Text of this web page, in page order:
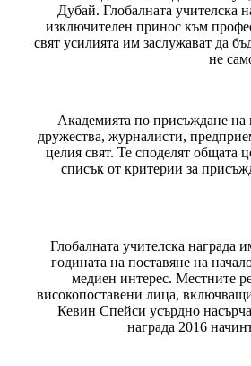
Дубай. Глобалната учителска
изключителен принос към
свят усилията им заслужават да
не
Академията по присъждане на
дружества, журналисти,
целия свят. Те споделят общата
списък от критерии за
Глобалната учителска награда
годината на поставяне на
медиен интерес. Местните
високопоставени лица,
Кевин Спейси усърдно
награда 2016